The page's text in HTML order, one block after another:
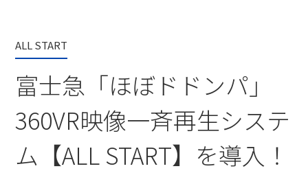
ALL START
富士急「ほぼドドンパ」
360VR映像一斉再生システ
ム【ALL START】を導入！